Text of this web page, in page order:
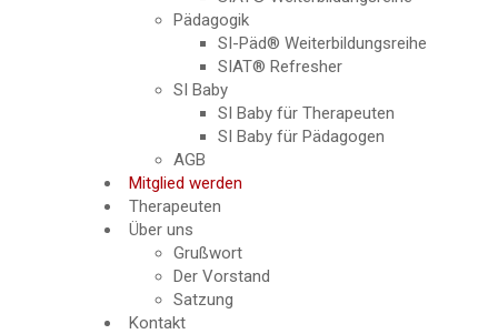
Pädagogik
SI-Päd® Weiterbildungsreihe
SIAT® Refresher
SI Baby
SI Baby für Therapeuten
SI Baby für Pädagogen
AGB
Mitglied werden
Therapeuten
Über uns
Grußwort
Der Vorstand
Satzung
Kontakt